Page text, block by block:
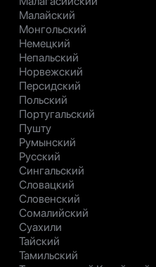
Малайский
Монгольский
Немецкий
Непальский
Норвежский
Персидский
Польский
Португальский
Пушту
Румынский
Русский
Сингальский
Словацкий
Словенский
Сомалийский
Суахили
Тайский
Тамильский